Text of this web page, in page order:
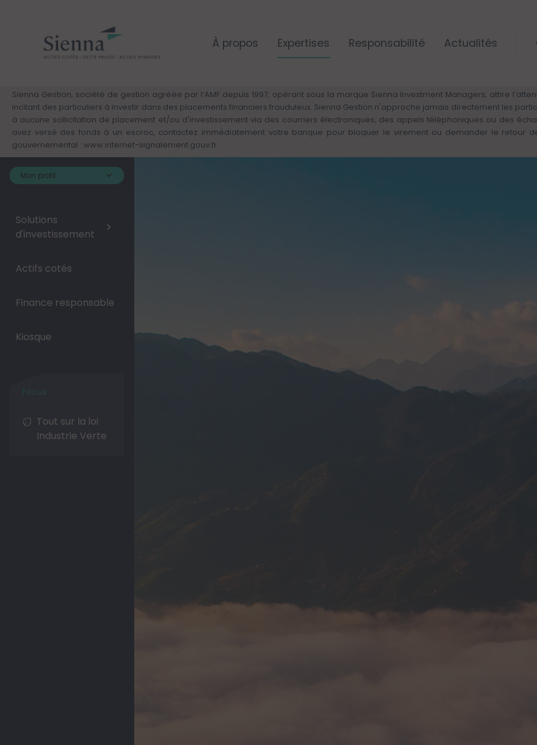
À propos Expertises Responsabilité Actualités
Sienna Gestion, société de gestion agréée par l’AMF depuis 1997, opérant sous la marque Sienna Investment Managers, attire
incitant des particuliers à investir dans des placements financiers frauduleux. Sienna Gestion n'approche jamais directement les
à aucune sollicitation de placement et/ou d'investissement via des courriers électroniques, des appels téléphoniques ou des
avez versé des fonds à un escroc, contactez immédiatement votre banque pour bloquer le virement ou demander le retour
gouvernemental : www.internet-signalement.gouv.fr
Mon profil :
Solutions
d'investissement
>
Actifs cotés
Finance responsable
Kiosque
Tout sur la loi
Industrie Verte